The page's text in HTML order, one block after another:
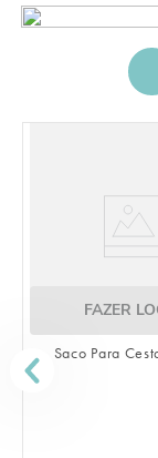
Cesta Incolor